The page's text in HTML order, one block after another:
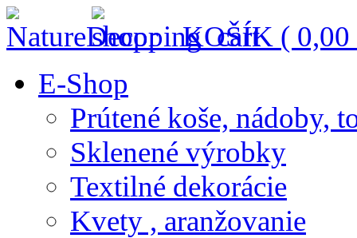
KOŠÍK ( 0,00
E-Shop
Prútené koše, nádoby,
Sklenené výrobky
Textilné dekorácie
Kvety , aranžovanie